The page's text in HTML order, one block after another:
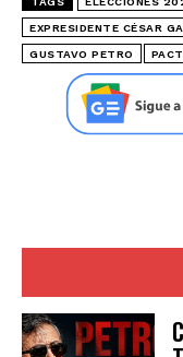
EXPRESIDENTE CÉSAR
GUSTAVO PETRO